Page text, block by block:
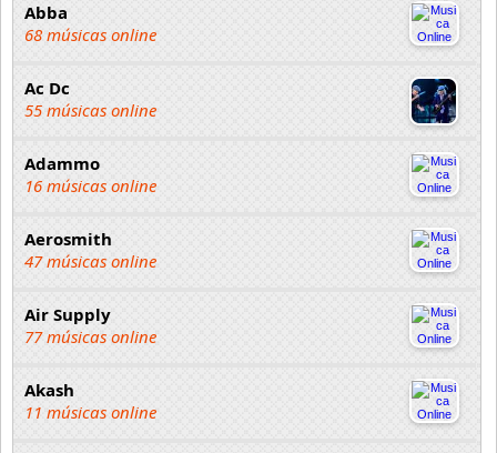
Abba
68 músicas online
Ac Dc
55 músicas online
Adammo
16 músicas online
Aerosmith
47 músicas online
Air Supply
77 músicas online
Akash
11 músicas online